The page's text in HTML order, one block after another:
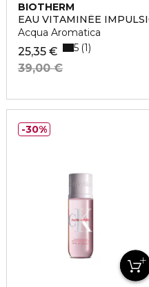
BIOTHERM
EAU VITAMINÉE
Acqua Aromatica
25,35 €
39,00 €
5 1
30%